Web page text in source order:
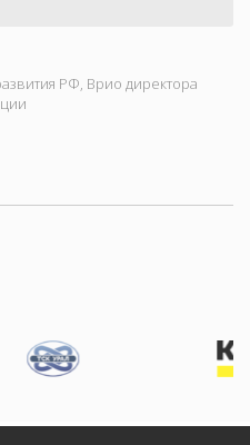
РФ, Врио директора